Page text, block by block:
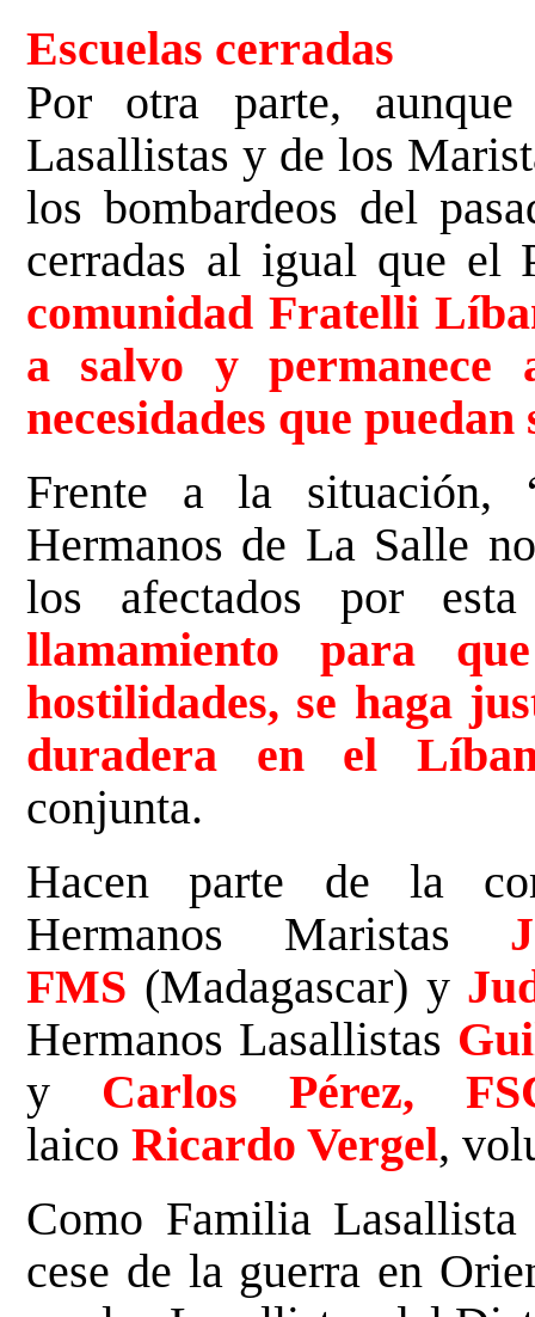
Escuelas cerradas
Por otra parte,
Lasallistas y de los
los bombardeos del
cerradas al igual que el
comunidad Fratelli
a salvo y permanece
necesidades que
Frente a la situación,
Hermanos de La Salle
los afectados por
llamamiento para
hostilidades, se haga
duradera en el
conjunta.
Hacen parte de la
Hermanos Maristas
FMS (Madagascar) y
Hermanos Lasallistas
y Carlos Pérez,
laico Ricardo Vergel,
Como Familia
cese de la guerra en